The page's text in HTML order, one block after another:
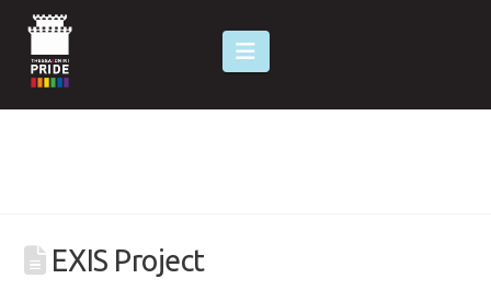
Navigation
EXIS Project